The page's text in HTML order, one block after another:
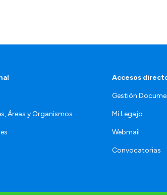
Áreas y Organismos
Accesos
Gestión
Mi Legajo
Webmail
Convocatorias